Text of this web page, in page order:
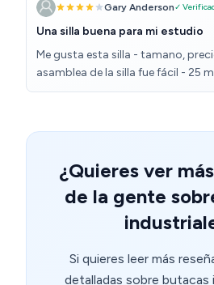
Gary Anderson✓
Una silla buena para mi estudio
Me gusta esta silla - tamano,
asamblea de la silla fue fácil - 25
¿Quieres ver
de la gente
Si quieres leer más
detalladas sobre butacas